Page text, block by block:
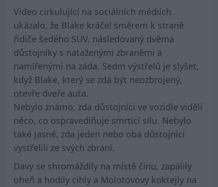
Video cirkulující na sociálních médiích
ukázalo, že Blake kráčel směrem k straně
řidiče šedého SUV, následovaný dvěma
důstojníky s nataženými zbraněmi a
namířenými na záda. Sedm výstřelů je slyšet,
když Blake, který se zdá být neozbrojený,
otevře dveře auta.
Nebylo známo, zda důstojníci ve vozidle viděli
něco, co ospravedlňuje smrtící sílu. Nebylo
také jasné, zda jeden nebo oba důstojníci
vystřelili ze svých zbraní.
Davy se shromáždily na místě činu, zapálily
oheň a hodily cihly a Molotovovy koktejly na